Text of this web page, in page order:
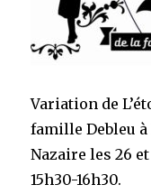
Variation de
famille Debleu à
Nazaire les 26 et
15h30-16h30.